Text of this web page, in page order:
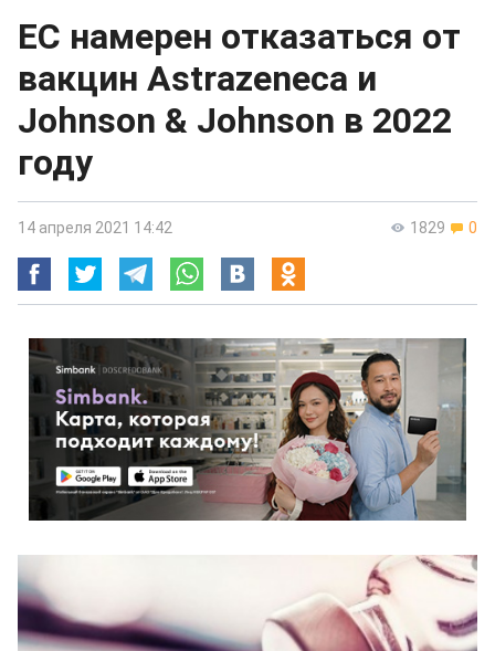
ЕС намерен отказаться от
вакцин Astrazeneca и
Johnson & Johnson в 2022
году
1829 0
14 апреля 2021 14:42